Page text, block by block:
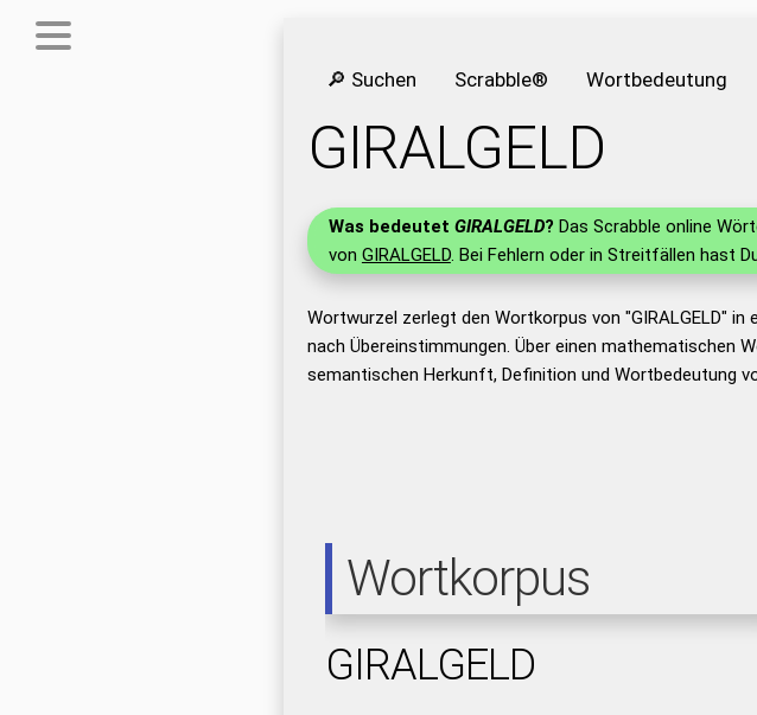
🔎 Suchen Scrabble® Wortbedeutung
GIRALGELD
Was bedeutet GIRALGELD? Das Scrabble online
von GIRALGELD. Bei Fehlern oder in Streitfällen hast
Wortwurzel zerlegt den Wortkorpus von "GIRALGELD"
nach Übereinstimmungen. Über einen
semantischen Herkunft, Definition und Wortbedeutung
Wortkorpus
GIRALGELD